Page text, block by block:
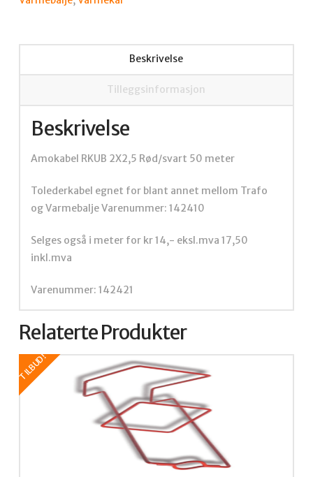
Beskrivelse
Tilleggsinformasjon
Beskrivelse
Amokabel RKUB 2X2,5 Rød/svart 50 meter
Tolederkabel egnet for blant annet mellom Trafo
og Varmebalje Varenummer:142410
Selges også i meter for kr 14,- eksl.mva 17,50
inkl.mva
Varenummer:142421
Relaterte Produkter
TILBUD!